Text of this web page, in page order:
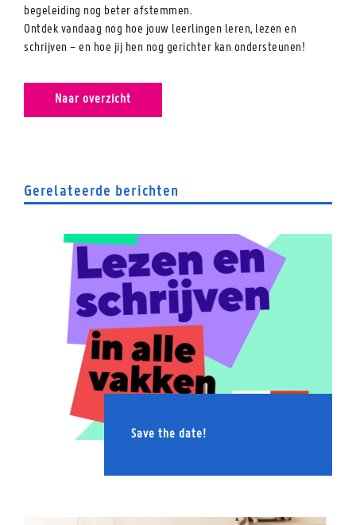
begeleiding nog beter afstemmen.
Ontdek vandaag nog hoe jouw leerlingen leren, lezen en
schrijven – en hoe jij hen nog gerichter kan ondersteunen!
Naar overzicht
Gerelateerde berichten
Save the date!